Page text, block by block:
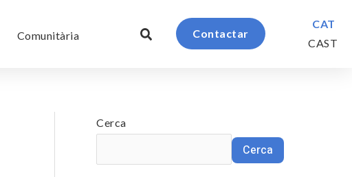
Comunitària Contactar
CAT
CAST
Cerca
Cerca